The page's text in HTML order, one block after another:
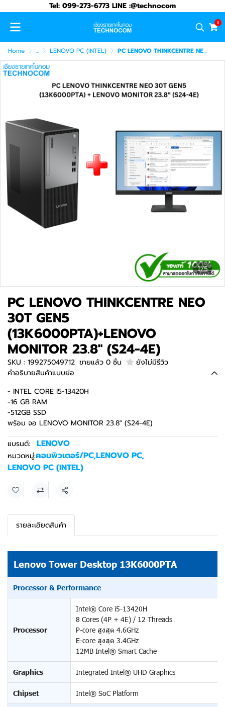
Tel: 099-273-6773 LINE :@technocom
0
Home ... LENOVO PC (INTEL) PC LENOVO THINKCENTRE NEO 30T GEN5 (13K6000PTA)+LENOVO MONITOR 23.8" (S24-4E)
1/5
PC LENOVO THINKCENTRE NEO
30T GEN5
(13K6000PTA)+LENOVO
MONITOR 23.8" (S24-4E)
SKU : 199275049712 ขายแล้ว 0 ชิ้น
ยังไม่มีรีวิว
คำอธิบายสินค้าแบบย่อ
- INTEL CORE I5-13420H
-16 GB RAM
-512GB SSD
พร้อม จอ LENOVO MONITOR 23.8" (S24-4E)
แบรนด์:
LENOVO
หมวดหมู่:คอมพิวเตอร์/PC,LENOVO PC,
LENOVO PC (INTEL)
แชร์
รายละเอียดสินค้า
Lenovo Tower Desktop 13K6000PTA
Processor & Performance
Processor
Intel® Core i5-13420H
8 Cores (4P + 4E) / 12 Threads
P-core สูงสุด 4.6GHz
E-core สูงสุด 3.4GHz
12MB Intel® Smart Cache
Graphics Integrated Intel® UHD Graphics
Chipset Intel® SoC Platform